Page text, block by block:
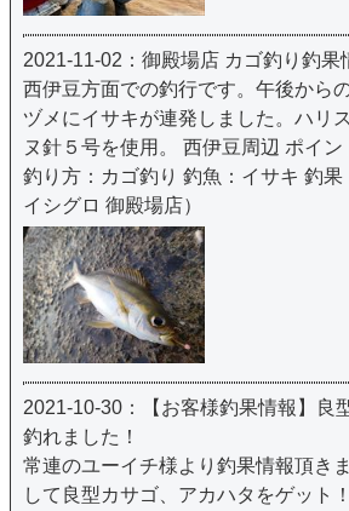
2021-11-02：御殿場店 カゴ釣り釣果
西伊豆方面での釣行です。午後から
ヅメにイサキが連発しました。ハリ
ヌ針５号を使用。 西伊豆周辺 ポイ
釣り方：カゴ釣り 釣魚：イサキ 釣果
イシグロ 御殿場店）
2021-10-30：【お客様釣果情報】良
釣れました！
常連のユーイチ様より釣果情報頂き
して良型カサゴ、アカハタをゲット